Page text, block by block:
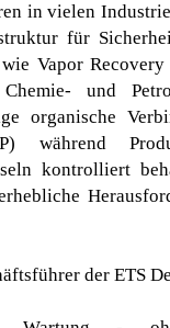
in vielen
für
Vapor
und
organische
während
kontrolliert
der ETS